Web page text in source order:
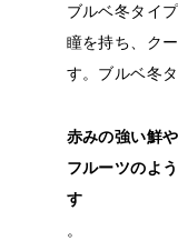
ブルベ冬タイ
瞳を持ち、ク
す。ブルベ冬タ
赤みの強い鮮
フルーツのよ
す
。